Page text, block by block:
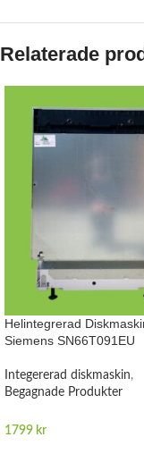
Relaterade
Helintegrerad
Siemens SN66T091EU
Integererad diskmaskin,
Begagnade Produkter
1799 kr